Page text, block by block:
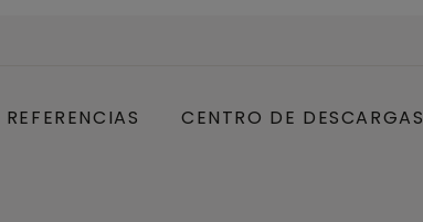
REFERENCIAS CENTRO DE DESCARGAS